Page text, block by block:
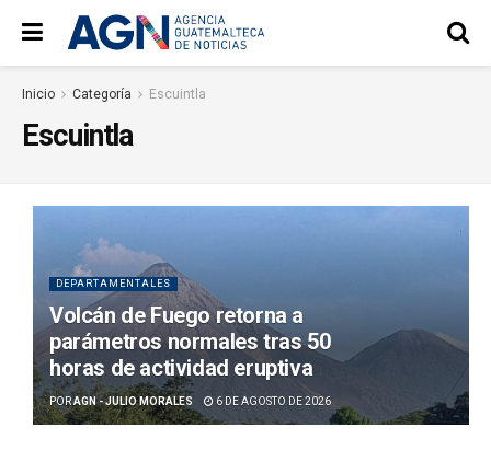
Inicio Categoría Escuintla
Escuintla
DEPARTAMENTALES
Volcán de Fuego retorna a
parámetros normales tras 50
horas de actividad eruptiva
PORAGN - JULIO MORALES 6 DE AGOSTO DE 2026